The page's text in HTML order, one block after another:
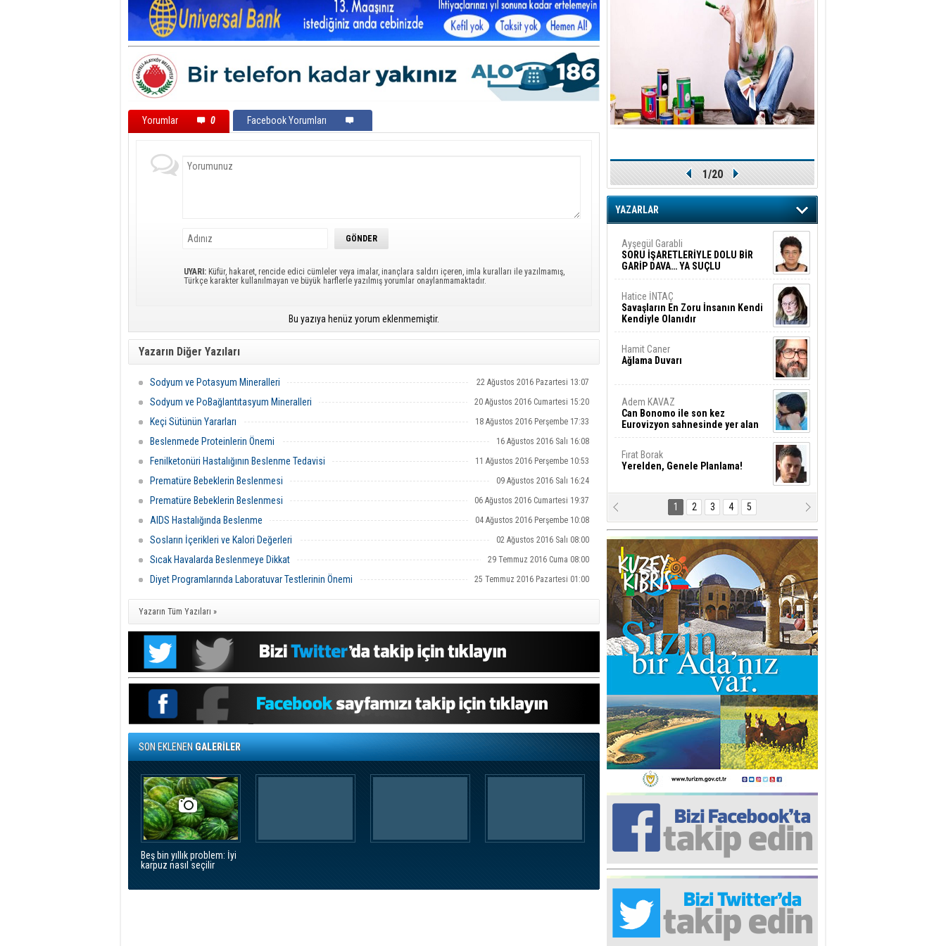
Yorumlar 0 Facebook Yorumları
UYARI: Küfür, hakaret, rencide edici cümleler veya imalar, inançlara saldırı içeren, imla kuralları ile yazılmamış,
Türkçe karakter kullanılmayan ve büyük harflerle yazılmış yorumlar onaylanmamaktadır.
Bu yazıya henüz yorum eklenmemiştir.
Yazarın Diğer Yazıları
Sodyum ve Potasyum Mineralleri 22 Ağustos 2016 Pazartesi 13:07
Sodyum ve PoBağlantıtasyum Mineralleri 20 Ağustos 2016 Cumartesi 15:20
Keçi Sütünün Yararları 18 Ağustos 2016 Perşembe 17:33
Beslenmede Proteinlerin Önemi 16 Ağustos 2016 Salı 16:08
Fenilketonüri Hastalığının Beslenme Tedavisi 11 Ağustos 2016 Perşembe 10:53
Prematüre Bebeklerin Beslenmesi 09 Ağustos 2016 Salı 16:24
Prematüre Bebeklerin Beslenmesi 06 Ağustos 2016 Cumartesi 19:37
AIDS Hastalığında Beslenme 04 Ağustos 2016 Perşembe 10:08
Sosların İçerikleri ve Kalori Değerleri 02 Ağustos 2016 Salı 08:00
Sıcak Havalarda Beslenmeye Dikkat 29 Temmuz 2016 Cuma 08:00
Diyet Programlarında Laboratuvar Testlerinin Önemi 25 Temmuz 2016 Pazartesi 01:00
Yazarın Tüm Yazıları »
SON EKLENENGALERİLER
Beş bin yıllık problem: İyi
karpuz nasıl seçilir
1/20
YAZARLAR
Ayşegül Garabli
SORU İŞARETLERİYLE DOLU BİR
GARİP DAVA… YA SUÇLU
DEĞİLSE???
Hatice İNTAÇ
Savaşların En Zoru İnsanın Kendi
Kendiyle Olanıdır
Hamit Caner
Ağlama Duvarı
Adem KAVAZ
Can Bonomo ile son kez
Eurovizyon sahnesinde yer alan
Türkiye 10 yıl aradan sonra
Fırat Borak
Yerelden, Genele Planlama!
Erkut YILMABAŞAR
Bayrak tartışmaları ve ihalesiz
işler!
Arif Alasya
2015 SONRASI VE AKINCI.
Fatma Baysal
SURLAR İÇİ’NDE KOLAYDIR ÖLMEK
Ediz TUNCEL
Göz göre göre…
Taner ULUTAŞ
İnşallah St. Lois ile Hakkaido
Adası gibi olmayız !...
Ali KİŞMİR
FIRSAT VE KORKU
Turgut ÇALICI
İki Lakırdı da benden!
Yrd. Doç. Ercan HOŞKARA
Yatırım Yapmazsan Var Olamazsın:
Hedefteki Kurum Kıb-Tek
Rana Sarro
Başıma gelen skandal olayı
1 2 3 4 5